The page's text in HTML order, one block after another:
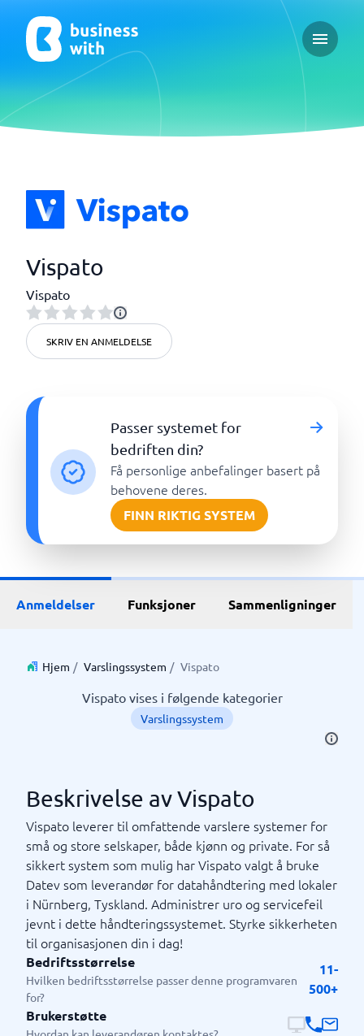
Open
Vispato
Vispato
SKRIV EN ANMELDELSE
Passer systemet for
bedriften din?
Få personlige anbefalinger basert på
behovene deres.
FINN RIKTIG SYSTEM
Anmeldelser Funksjoner Sammenligninger
Hjem / Varslingssystem / Vispato
Vispato vises i følgende kategorier
Varslingssystem
Beskrivelse av Vispato
Vispato leverer til omfattende varslere systemer for
små og store selskaper, både kjønn og private. For så
sikkert system som mulig har Vispato valgt å bruke
Datev som leverandør for datahåndtering med lokaler
i Nürnberg, Tyskland. Administrer uro og servicefeil
jevnt i dette håndteringssystemet. Styrke sikkerheten
til organisasjonen din i dag!
Bedriftsstørrelse
Hvilken bedriftsstørrelse passer denne programvaren
for?
11-
500+
Brukerstøtte